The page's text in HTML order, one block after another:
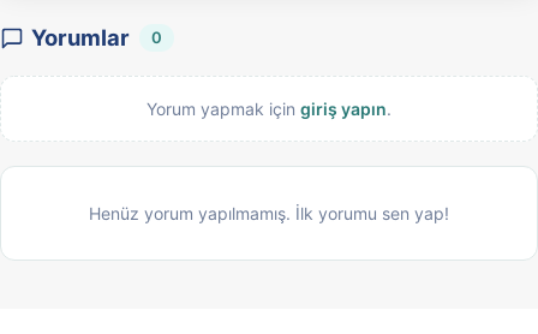
Yorumlar 0
Yorum yapmak için giriş yapın.
Henüz yorum yapılmamış. İlk yorumu sen yap!